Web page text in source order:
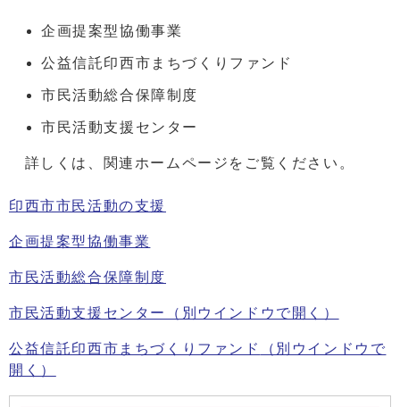
企画提案型協働事業
公益信託印西市まちづくりファンド
市民活動総合保障制度
市民活動支援センター
詳しくは、関連ホームページをご覧ください。
印西市市民活動の支援
企画提案型協働事業
市民活動総合保障制度
市民活動支援センター （別ウインドウで開く）
公益信託印西市まちづくりファンド
（別ウインドウで
開く）